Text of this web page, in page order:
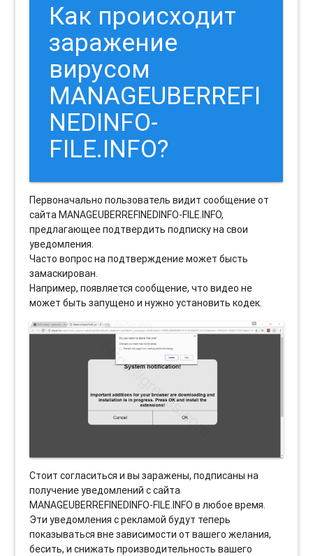
Как происходит
заражение
вирусом
MANAGEUBERREFI
NEDINFO-
FILE.INFO?
Первоначально пользователь видит сообщение от
сайта MANAGEUBERREFINEDINFO-FILE.INFO,
предлагающее подтвердить подписку на свои
уведомления.
Часто вопрос на подтверждение может бысть
замаскирован.
Например, появляется сообщение, что видео не
может быть запущено и нужно установить кодек.
Стоит согласиться и вы заражены, подписаны на
получение уведомлений с сайта
MANAGEUBERREFINEDINFO-FILE.INFO в любое время.
Эти уведомления с рекламой будут теперь
показываться вне зависимости от вашего желания,
бесить, и снижать производительность вашего